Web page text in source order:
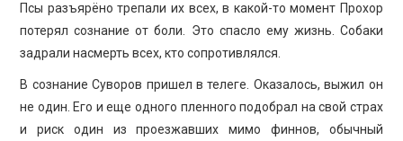
Псы разъярёно трепали их всех, в какой-то момент Прохор
потерял сознание от боли. Это спасло ему жизнь. Собаки
задрали насмерть всех, кто сопротивлялся.
В сознание Суворов пришел в телеге. Оказалось, выжил он
не один. Его и еще одного пленного подобрал на свой страх
и риск один из проезжавших мимо финнов, обычный